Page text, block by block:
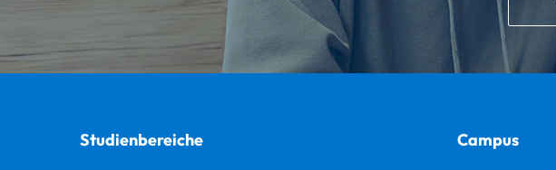
Studienbereiche Campus